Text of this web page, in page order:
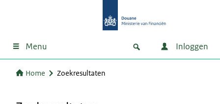
Menu Inloggen
Home Zoekresultaten